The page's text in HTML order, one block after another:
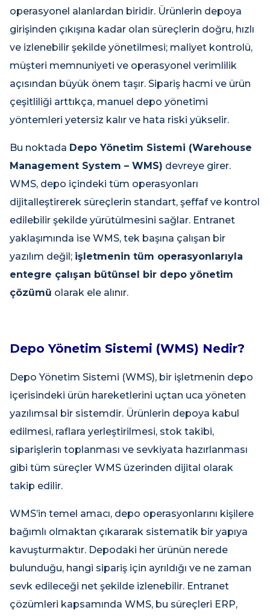
operasyonel alanlardan biridir. Ürünlerin depoya
girişinden çıkışına kadar olan süreçlerin doğru, hızlı
ve izlenebilir şekilde yönetilmesi; maliyet kontrolü,
müşteri memnuniyeti ve operasyonel verimlilik
açısından büyük önem taşır. Sipariş hacmi ve ürün
çeşitliliği arttıkça, manuel depo yönetimi
yöntemleri yetersiz kalır ve hata riski yükselir.
Bu noktada Depo Yönetim Sistemi (Warehouse
Management System – WMS) devreye girer.
WMS, depo içindeki tüm operasyonları
dijitalleştirerek süreçlerin standart, şeffaf ve kontrol
edilebilir şekilde yürütülmesini sağlar. Entranet
yaklaşımında ise WMS, tek başına çalışan bir
yazılım değil; işletmenin tüm operasyonlarıyla
entegre çalışan bütünsel bir depo yönetim
çözümü olarak ele alınır.
Depo Yönetim Sistemi (WMS) Nedir?
Depo Yönetim Sistemi (WMS), bir işletmenin depo
içerisindeki ürün hareketlerini uçtan uca yöneten
yazılımsal bir sistemdir. Ürünlerin depoya kabul
edilmesi, raflara yerleştirilmesi, stok takibi,
siparişlerin toplanması ve sevkiyata hazırlanması
gibi tüm süreçler WMS üzerinden dijital olarak
takip edilir.
WMS’in temel amacı, depo operasyonlarını kişilere
bağımlı olmaktan çıkararak sistematik bir yapıya
kavuşturmaktır. Depodaki her ürünün nerede
bulunduğu, hangi sipariş için ayrıldığı ve ne zaman
sevk edileceği net şekilde izlenebilir. Entranet
çözümleri kapsamında WMS, bu süreçleri ERP,